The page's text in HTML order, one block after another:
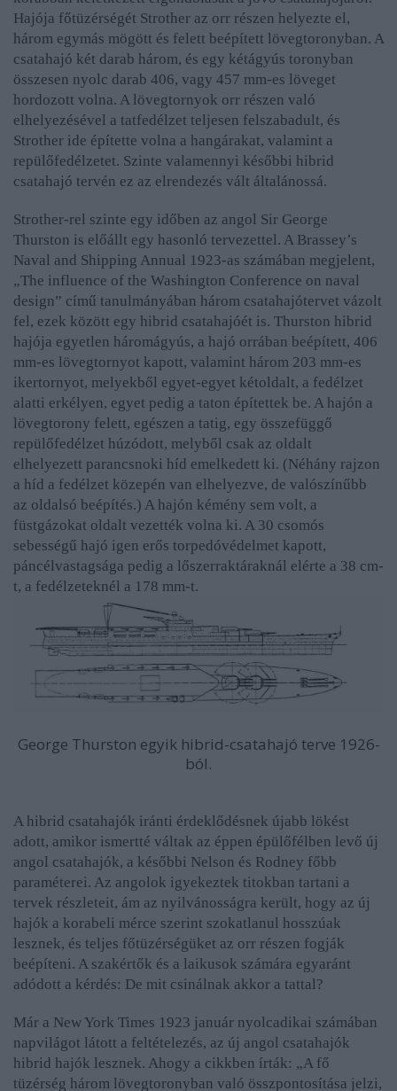
Hajója főtüzérségét Strother az orr részen helyezte el,
három egymás mögött és felett beépített lövegtoronyban. A
csatahajó két darab három, és egy kétágyús toronyban
összesen nyolc darab 406, vagy 457 mm-es löveget
hordozott volna. A lövegtornyok orr részen való
elhelyezésével a tatfedélzet teljesen felszabadult, és
Strother ide építette volna a hangárakat, valamint a
repülőfedélzetet. Szinte valamennyi későbbi hibrid
csatahajó tervén ez az elrendezés vált általánossá.
Strother-rel szinte egy időben az angol Sir George
Thurston is előállt egy hasonló tervezettel. A Brassey’s
Naval and Shipping Annual 1923-as számában megjelent,
„The influence of the Washington Conference on naval
design” című tanulmányában három csatahajótervet vázolt
fel, ezek között egy hibrid csatahajóét is. Thurston hibrid
hajója egyetlen háromágyús, a hajó orrában beépített, 406
mm-es lövegtornyot kapott, valamint három 203 mm-es
ikertornyot, melyekből egyet-egyet kétoldalt, a fedélzet
alatti erkélyen, egyet pedig a taton építettek be. A hajón a
lövegtorony felett, egészen a tatig, egy összefüggő
repülőfedélzet húzódott, melyből csak az oldalt
elhelyezett parancsnoki híd emelkedett ki. (Néhány rajzon
a híd a fedélzet közepén van elhelyezve, de valószínűbb
az oldalsó beépítés.) A hajón kémény sem volt, a
füstgázokat oldalt vezették volna ki. A 30 csomós
sebességű hajó igen erős torpedóvédelmet kapott,
páncélvastagsága pedig a lőszerraktáraknál elérte a 38 cm-
t, a fedélzeteknél a 178 mm-t.
George Thurston egyik hibrid-csatahajó terve 1926-
ból.
A hibrid csatahajók iránti érdeklődésnek újabb lökést
adott, amikor ismertté váltak az éppen épülőfélben levő új
angol csatahajók, a későbbi Nelson és Rodney főbb
paraméterei. Az angolok igyekeztek titokban tartani a
tervek részleteit, ám az nyilvánosságra került, hogy az új
hajók a korabeli mérce szerint szokatlanul hosszúak
lesznek, és teljes főtüzérségüket az orr részen fogják
beépíteni. A szakértők és a laikusok számára egyaránt
adódott a kérdés: De mit csinálnak akkor a tattal?
Már a New York Times 1923 január nyolcadikai számában
napvilágot látott a feltételezés, az új angol csatahajók
hibrid hajók lesznek. Ahogy a cikkben írták: „A fő
tüzérség három lövegtoronyban való összpontosítása jelzi,